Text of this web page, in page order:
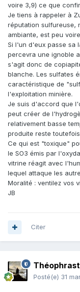
voire 3,9) ce que
Je tiens à rappeler à
réputation sulfureuse,
ambiante, est peu
Si l'un d'eux passe sa
percevra une ignoble
s'agit donc de
blanche. Les sulfates
caractéristique de
l'exploitation minière.
Je suis d'accord que
peut créer de
relativement basse
produite reste
Ce qui est "toxique"
le SO3 émis par
vitrine réagit avec
lequel attaque les
Moralité : ventilez vos
JB
Citer
Posté(e) 31